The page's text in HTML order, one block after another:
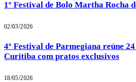
1º Festival de Bolo Martha Rocha
02/03/2026
4º Festival de Parmegiana reúne
Curitiba com pratos exclusivos
18/05/2026